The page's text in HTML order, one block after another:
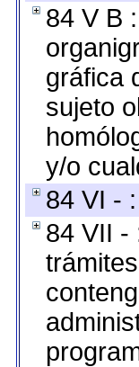
84 V B
gráfica
sujeto
y/o
84 VI -
84 VII -